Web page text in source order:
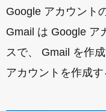
Google アカウント
Gmail は Google ア
スで、 Gmail を作
アカウントを作成す